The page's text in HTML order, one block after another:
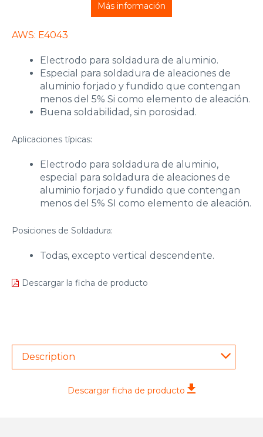
AWS: E4043
Electrodo para soldadura de aluminio.
Especial para soldadura de aleaciones de
aluminio forjado y fundido que contengan
menos del 5% Si como elemento de aleación.
Buena soldabilidad, sin porosidad.
Aplicaciones típicas:
Electrodo para soldadura de aluminio,
especial para soldadura de aleaciones de
aluminio forjado y fundido que contengan
menos del 5% SI como elemento de aleación.
Posiciones de Soldadura:
Todas, excepto vertical descendente.
Descargar la ficha de producto
Más información
Description
Descargar ficha de producto